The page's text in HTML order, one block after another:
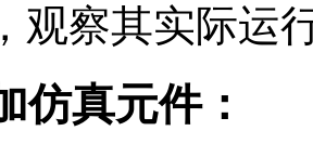
观察其实际运
仿真元件：